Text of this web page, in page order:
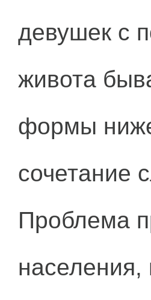
девушек с
живота
формы
сочетание
Проблема